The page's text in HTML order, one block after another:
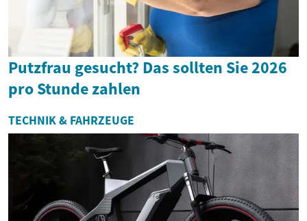
Putzfrau gesucht? Das sollten Sie 2026
pro Stunde zahlen
TECHNIK & FAHRZEUGE